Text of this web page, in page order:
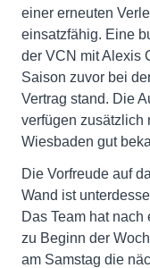
einer erneuten
einsatzfähig. Eine
der VCN mit Alexis
Saison zuvor bei
Vertrag stand. Die
verfügen zusätzlich
Wiesbaden gut
Die Vorfreude auf
Wand ist
Das Team hat
zu Beginn der
am Samstag die